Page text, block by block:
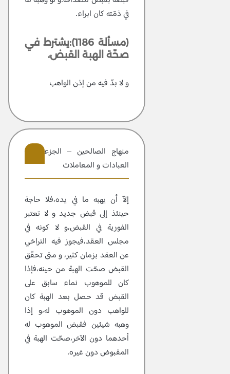
في ذمّته كان ابراء.
(مسألة 1186):يشترط في
صحّة الهبة القبض،
و لا بدّ فيه من إذن الواهب
منهاج الصالحين – الجزء 2 –
العبادات و المعاملات
إلاّ أن يهبه ما في يده،فلا حاجة
حينئذ إلى قبض جديد و لا تعتبر
الفورية في القبض،و لا كونه في
مجلس العقد،فيجوز فيه التراخي
عن العقد بزمان كثير، و متى تحقّق
القبض صحّت الهبة من حينه،فإذا
كان للموهوب نماء سابق على
القبض قد حصل بعد الهبة كان
للواهب دون الموهوب له،و إذا
وهبه شيئين فقبض الموهوب له
أحدهما دون الآخر،صحّت الهبة في
المقبوض دون غيره.